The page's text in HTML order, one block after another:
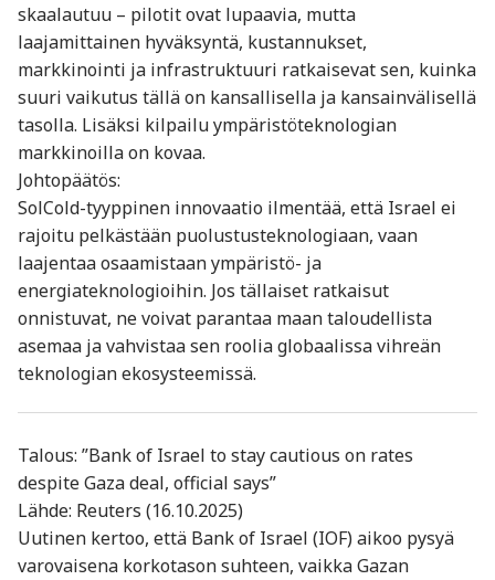
skaalautuu – pilotit ovat lupaavia, mutta
laajamittainen hyväksyntä, kustannukset,
markkinointi ja infrastruktuuri ratkaisevat sen, kuinka
suuri vaikutus tällä on kansallisella ja kansainvälisellä
tasolla. Lisäksi kilpailu ympäristöteknologian
markkinoilla on kovaa.
Johtopäätös:
SolCold-tyyppinen innovaatio ilmentää, että Israel ei
rajoitu pelkästään puolustusteknologiaan, vaan
laajentaa osaamistaan ympäristö- ja
energiateknologioihin. Jos tällaiset ratkaisut
onnistuvat, ne voivat parantaa maan taloudellista
asemaa ja vahvistaa sen roolia globaalissa vihreän
teknologian ekosysteemissä.
Talous: ”Bank of Israel to stay cautious on rates
despite Gaza deal, official says”
Lähde: Reuters (16.10.2025)
Uutinen kertoo, että Bank of Israel (IOF) aikoo pysyä
varovaisena korkotason suhteen, vaikka Gazan